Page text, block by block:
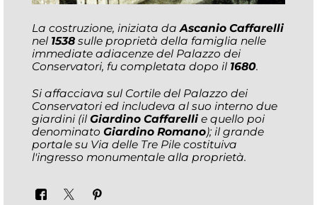
La costruzione, iniziata daAscanio Caffarelli
nel 1538 sulle proprietà della famiglia nelle
immediate adiacenze del Palazzo dei
Conservatori, fu completata dopo il 1680.
Si affacciava sul Cortile del Palazzo dei
Conservatori ed includeva al suo interno due
giardini (il Giardino Caffarelli e quello poi
denominato Giardino Romano); il grande
portale su Via delle Tre Pile costituiva
l'ingresso monumentale alla proprietà.